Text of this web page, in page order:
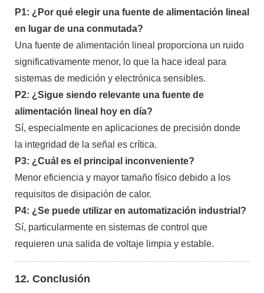
P1: ¿Por qué elegir una fuente de alimentación lineal
en lugar de una conmutada?
Una fuente de alimentación lineal proporciona un ruido
significativamente menor, lo que la hace ideal para
sistemas de medición y electrónica sensibles.
P2: ¿Sigue siendo relevante una fuente de
alimentación lineal hoy en día?
Sí, especialmente en aplicaciones de precisión donde
la integridad de la señal es crítica.
P3: ¿Cuál es el principal inconveniente?
Menor eficiencia y mayor tamaño físico debido a los
requisitos de disipación de calor.
P4: ¿Se puede utilizar en automatización industrial?
Sí, particularmente en sistemas de control que
requieren una salida de voltaje limpia y estable.
12. Conclusión